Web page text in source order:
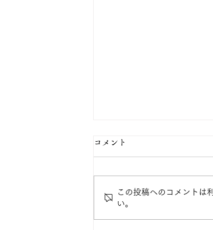
コメント
この投稿へのコメントは
い。